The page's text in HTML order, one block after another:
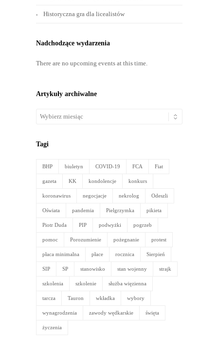
Historyczna gra dla licealistów
Nadchodzące wydarzenia
There are no upcoming events at this time.
Artykuły archiwalne
Artykuły
Tagi
BHP biuletyn COVID-19 FCA Fiat
gazeta KK kondolencje konkurs
koronawirus negocjacje nekrolog Odeszli
Oświata pandemia Pielgrzymka pikieta
Piotr Duda PIP podwyżki pogrzeb
pomoc Porozumienie pożegnanie protest
płaca minimalna płace rocznica Sierpień
SIP SP stanowisko stan wojenny strajk
szkolenia szkolenie służba więzienna
tarcza Tauron wkładka wybory
wynagrodzenia zawody wędkarskie święta
życzenia